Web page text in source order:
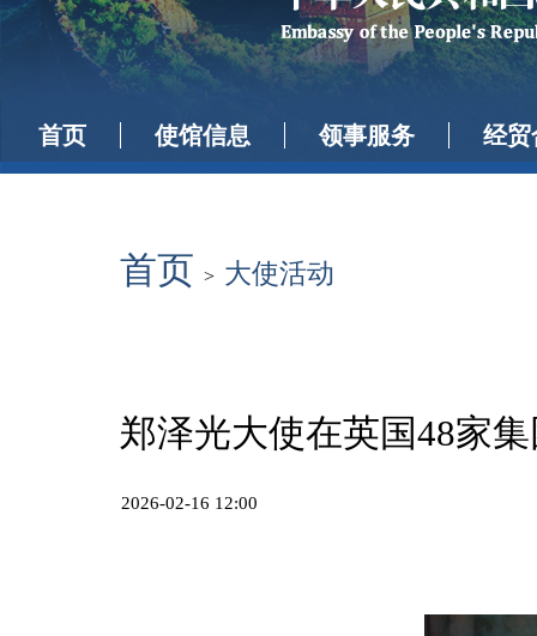
首页 使馆信息 领事服务 经贸
首页 > 大使活动
郑泽光大使在英国48家
2026-02-16 12:00